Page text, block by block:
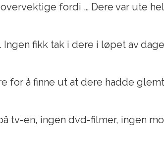
fordi … Dere var ute
fikk tak i dere i løpet av
for å finne ut at dere hadde
tv-en, ingen dvd-filmer, ingen